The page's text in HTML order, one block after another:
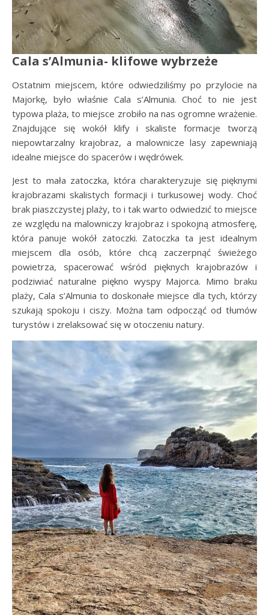
Cala s’Almunia- klifowe wybrzeże
Ostatnim miejscem, które odwiedziliśmy po przylocie na
Majorkę, było właśnie Cala s’Almunia. Choć to nie jest
typowa plaża, to miejsce zrobiło na nas ogromne wrażenie.
Znajdujące się wokół klify i skaliste formacje tworzą
niepowtarzalny krajobraz, a malownicze lasy zapewniają
idealne miejsce do spacerów i wędrówek.
Jest to mała zatoczka, która charakteryzuje się pięknymi
krajobrazami skalistych formacji i turkusowej wody. Choć
brak piaszczystej plaży, to i tak warto odwiedzić to miejsce
ze względu na malowniczy krajobraz i spokojną atmosferę,
która panuje wokół zatoczki. Zatoczka ta jest idealnym
miejscem dla osób, które chcą zaczerpnąć świeżego
powietrza, spacerować wśród pięknych krajobrazów i
podziwiać naturalne piękno wyspy Majorca. Mimo braku
plaży, Cala s’Almunia to doskonałe miejsce dla tych, którzy
szukają spokoju i ciszy. Można tam odpocząć od tłumów
turystów i zrelaksować się w otoczeniu natury.